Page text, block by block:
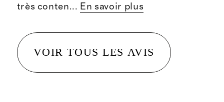
très conten... En savoir plus
VOIR TOUS LES AVIS